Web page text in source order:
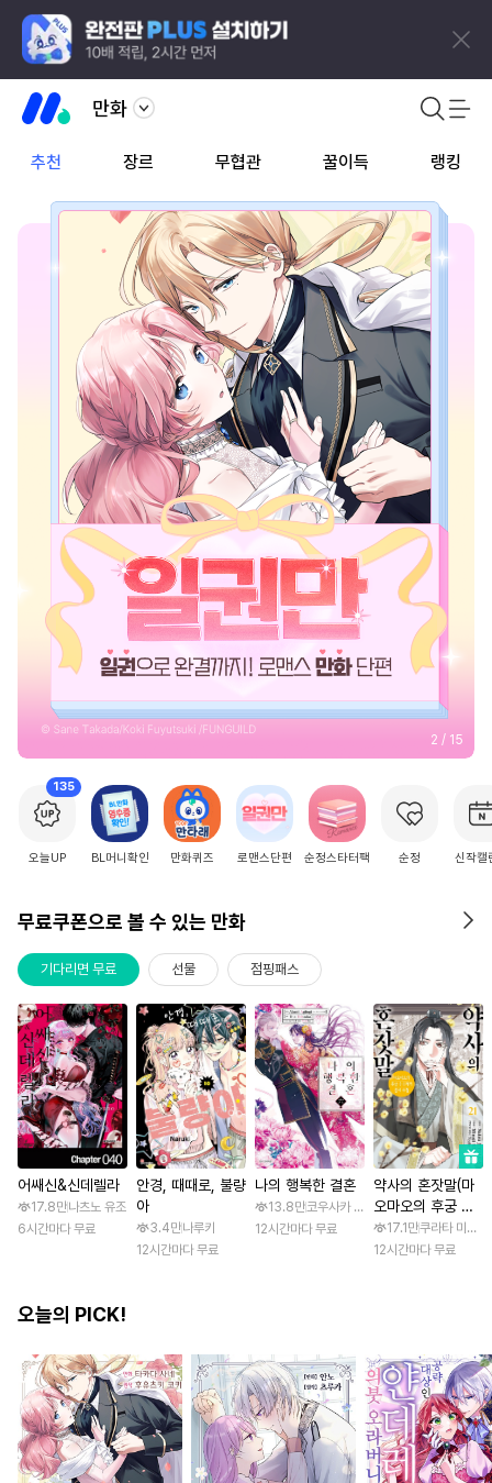
만화
추천 장르 무협관 꿀이득 랭킹
2 / 15
135
오늘UP BL머니확인 만화퀴즈 로맨스단편 순정스타터팩 순정 신작캘
무료쿠폰으로 볼 수 있는 만화
기다리면 무료 선물 점핑패스
어쌔신&신데렐라
17.8만나츠노 유조
6시간마다 무료
안경, 때때로, 불량
아
3.4만나루키
12시간마다 무료
나의 행복한 결혼
13.8만코우사카 리토 / 아기토기 아쿠미
12시간마다 무료
약사의 혼잣말(마
오마오의 후궁 수
수께끼 풀이수첩)
17.1만쿠라타 미노
12시간마다 무료
오늘의 PICK!